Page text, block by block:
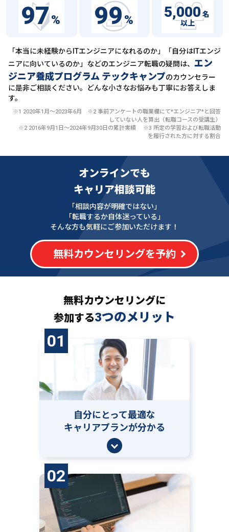
97% 99% 5,000 名
以上
「本当に未経験からITエンジニアになれるのか」「自分はITエンジ
ニアに向いているのか」などのエンジニア転職の疑問は、 エン
ジニア養成プログラム テックキャンプのカウンセラー
に是非ご相談ください。どんな小さなお悩みも丁寧にお答えしま
す。
※1 2020年1月〜2023年6月 ※2 事前アンケートの職業欄にて*エンジニア*と回答
していない人を算出（転職コースの受講生）
※2 2016年9月1日〜2024年9月30日の累計実績 ※3 所定の学習および転職活動
を履行された方に対する割合
オンラインでも
キャリア相談可能
「相談内容が明確ではない」
「転職するか自体迷っている」
そんな方も気軽にご参加いただけます！
無料カウンセリングを予約
無料カウンセリングに
参加する3つのメリット
01
自分にとって最適な
キャリアプランが分かる
02